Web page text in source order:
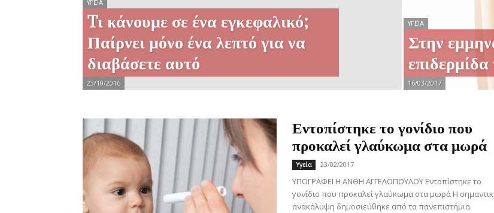
ΗΜΕΡΗΣΙΟ
ΦΥΛΛΟ
ΥΓΕΊΑ
Tι κάνουμε σε ένα εγκεφαλικό;
Παίρνει μόνο ένα λεπτό για να
διαβάσετε αυτό
23/10/2016
ΥΓΕΊΑ
Στην
16/03/2017
Εντοπίστηκε το γονίδιο που
προκαλεί γλαύκωμα στα μωρά
Υγεία 23/02/2017
ΥΠΟΓΡΑΦΕΙ Η ΑΝΘΗ ΑΓΓΕΛΟΠΟΥΛΟΥ Εντοπίστηκε το
γονίδιο που προκαλεί γλαύκωμα στα μωρά Η
ανακάλυψη δημοσιεύθηκε από τα πανεπιστήμια